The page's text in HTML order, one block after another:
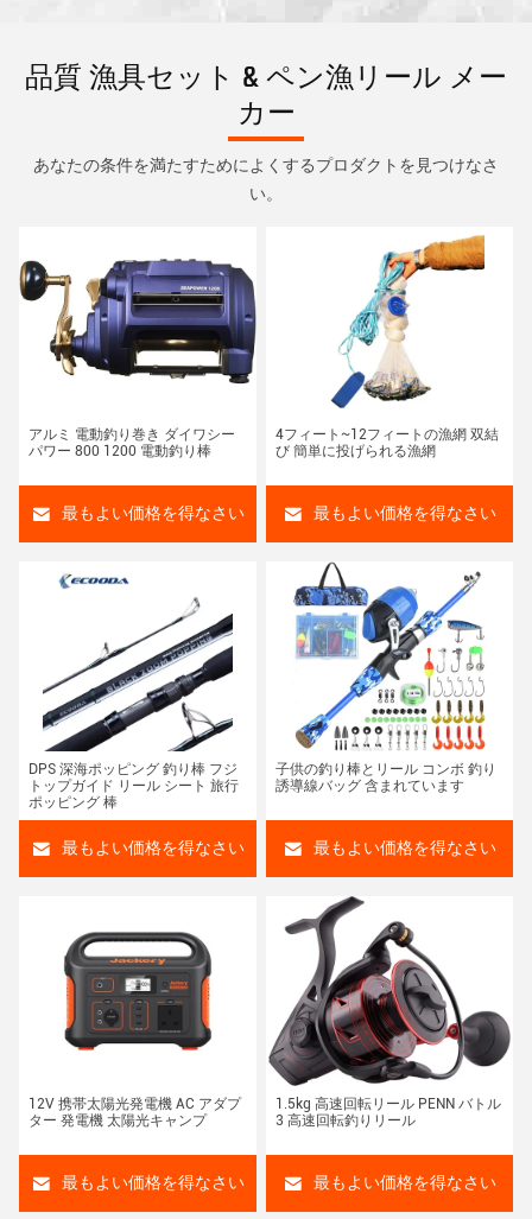
品質 漁具セット & ペン漁リール メー
カー
あなたの条件を満たすためによくするプロダクトを見つけなさ
い。
アルミ 電動釣り巻き ダイワシー
パワー 800 1200 電動釣り棒
最もよい価格を得なさい
4フィート~12フィートの漁網 双結
び 簡単に投げられる漁網
最もよい価格を得なさい
DPS 深海ポッピング 釣り棒 フジ
トップガイド リール シート 旅行
ポッピング 棒
最もよい価格を得なさい
子供の釣り棒とリール コンボ 釣り
誘導線バッグ 含まれています
最もよい価格を得なさい
12V 携帯太陽光発電機 AC アダプ
ター 発電機 太陽光キャンプ
最もよい価格を得なさい
1.5kg 高速回転リール PENN バトル
3 高速回転釣りリール
最もよい価格を得なさい